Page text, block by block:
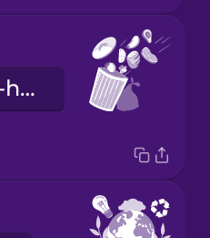
élelmiszer-hulladék